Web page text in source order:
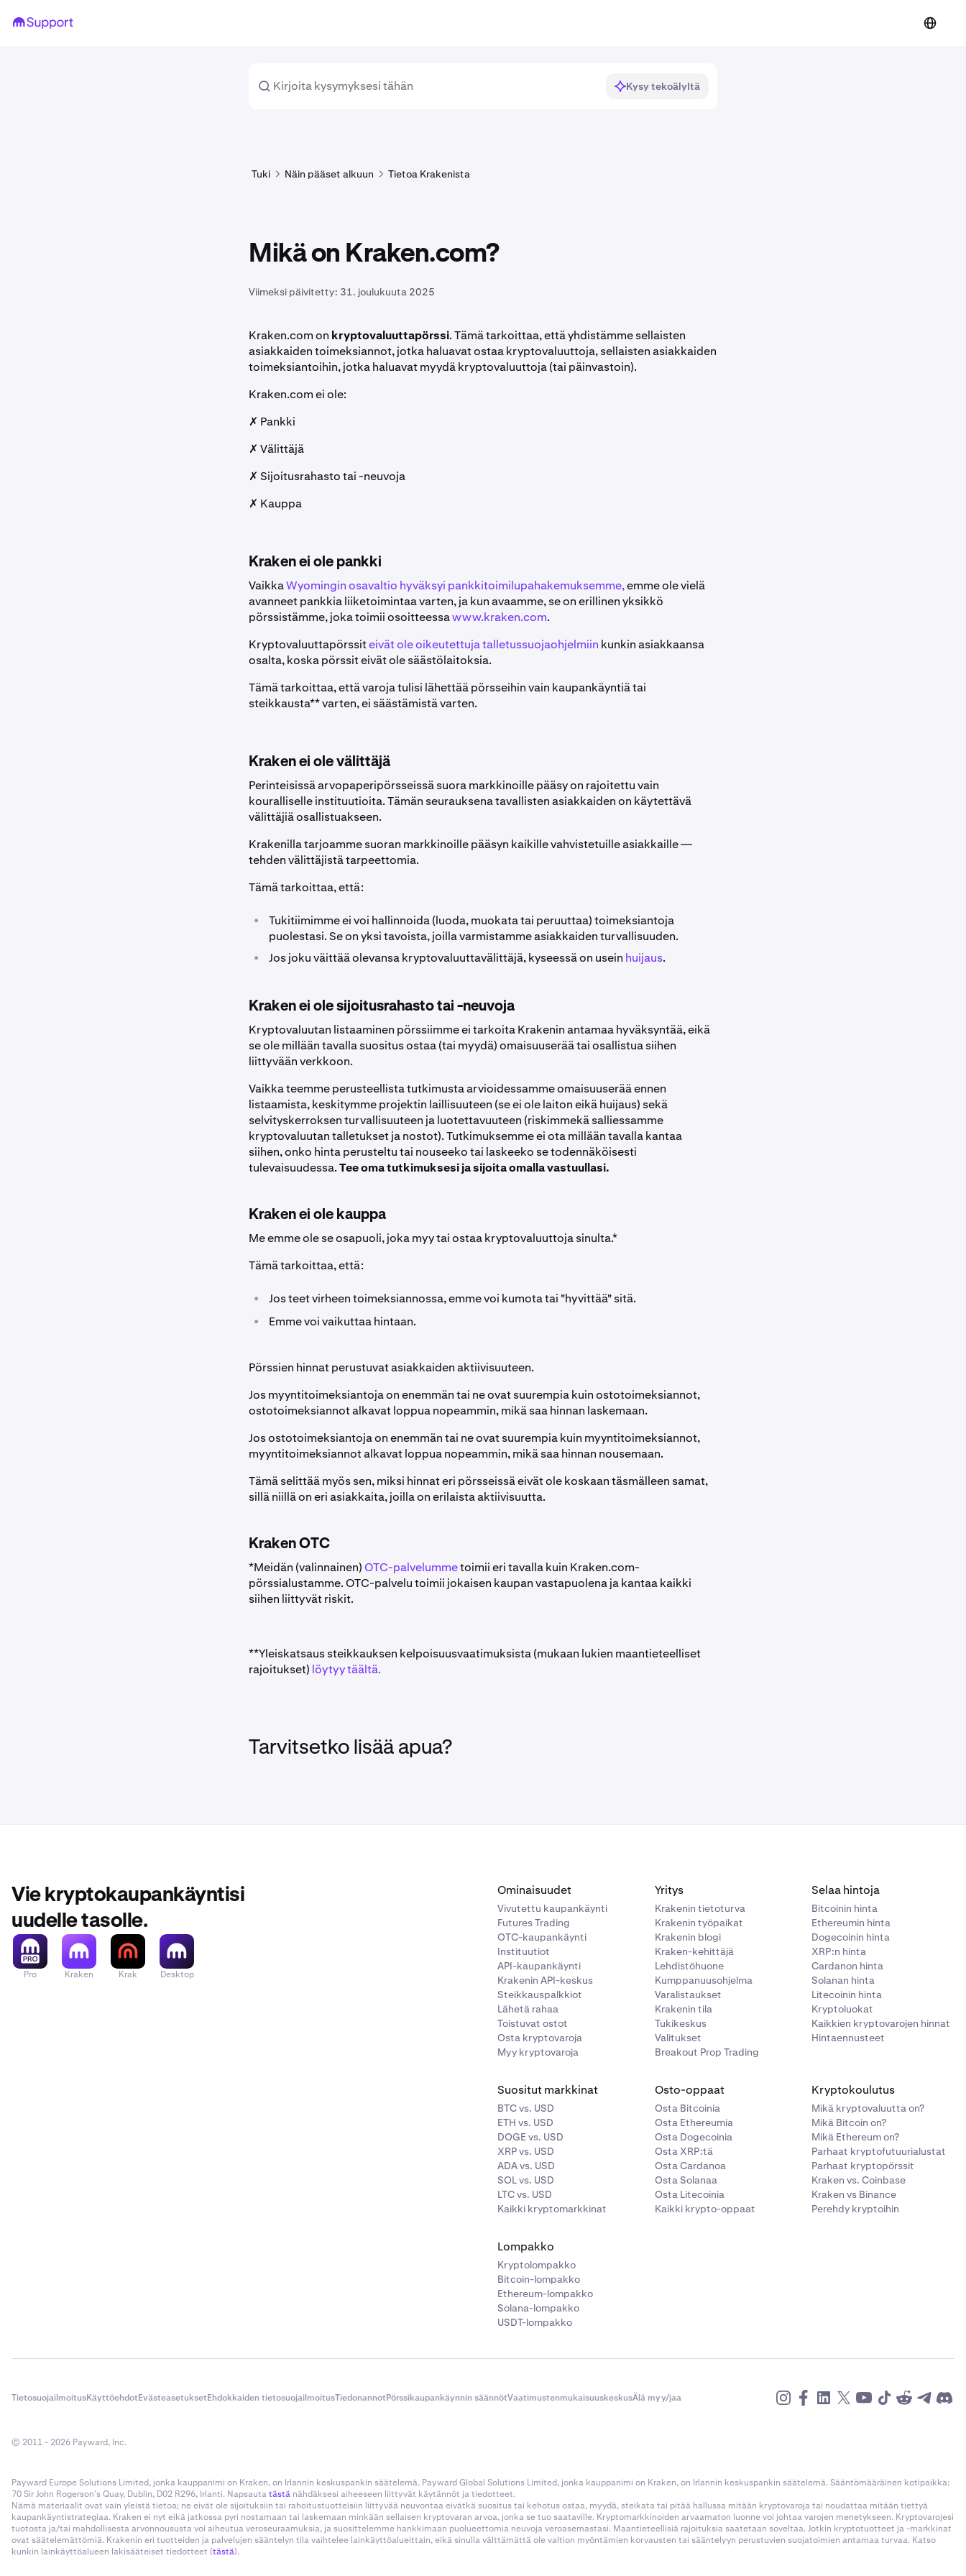
Kysy tekoälyltä
Tuki Näin pääset alkuun Tietoa Krakenista
Mikä on Kraken.com?
Viimeksi päivitetty: 31. joulukuuta 2025
Kraken.com on kryptovaluuttapörssi. Tämä tarkoittaa, että yhdistämme sellaisten
asiakkaiden toimeksiannot, jotka haluavat ostaa kryptovaluuttoja, sellaisten asiakkaiden
toimeksiantoihin, jotka haluavat myydä kryptovaluuttoja (tai päinvastoin).
Kraken.com ei ole:
✗ Pankki
✗ Välittäjä
✗ Sijoitusrahasto tai -neuvoja
✗ Kauppa
Kraken ei ole pankki
VaikkaWyomingin osavaltio hyväksyi pankkitoimilupahakemuksemme,emme ole vielä
avanneet pankkia liiketoimintaa varten, ja kun avaamme, se on erillinen yksikkö
pörssistämme, joka toimii osoitteessawww.kraken.com.
Kryptovaluuttapörssiteivät ole oikeutettuja talletussuojaohjelmiin kunkin asiakkaansa
osalta, koska pörssit eivät ole säästölaitoksia.
Tämä tarkoittaa, että varoja tulisi lähettää pörsseihin vain kaupankäyntiä tai
steikkausta** varten, ei säästämistä varten.
Kraken ei ole välittäjä
Perinteisissä arvopaperipörsseissä suora markkinoille pääsy on rajoitettu vain
kouralliselle instituutioita. Tämän seurauksena tavallisten asiakkaiden on käytettävä
välittäjiä osallistuakseen.
Krakenilla tarjoamme suoran markkinoille pääsyn kaikille vahvistetuille asiakkaille —
tehden välittäjistä tarpeettomia.
Tämä tarkoittaa, että:
•
Tukitiimimme ei voi hallinnoida (luoda, muokata tai peruuttaa) toimeksiantoja
puolestasi. Se on yksi tavoista, joilla varmistamme asiakkaiden turvallisuuden.
• Jos joku väittää olevansa kryptovaluuttavälittäjä, kyseessä on usein huijaus.
Kraken ei ole sijoitusrahasto tai -neuvoja
Kryptovaluutan listaaminen pörssiimme ei tarkoita Krakenin antamaa hyväksyntää, eikä
se ole millään tavalla suositus ostaa (tai myydä) omaisuuserää tai osallistua siihen
liittyvään verkkoon.
Vaikka teemme perusteellista tutkimusta arvioidessamme omaisuuserää ennen
listaamista, keskitymme projektin laillisuuteen (se ei ole laiton eikä huijaus) sekä
selvityskerroksen turvallisuuteen ja luotettavuuteen (riskimmekä salliessamme
kryptovaluutan talletukset ja nostot). Tutkimuksemme ei ota millään tavalla kantaa
siihen, onko hinta perusteltu tai nouseeko tai laskeeko se todennäköisesti
tulevaisuudessa.Tee oma tutkimuksesi ja sijoita omalla vastuullasi.
Kraken ei ole kauppa
Me emme ole se osapuoli, joka myy tai ostaa kryptovaluuttoja sinulta.*
Tämä tarkoittaa, että:
• Jos teet virheen toimeksiannossa, emme voi kumota tai "hyvittää" sitä.
• Emme voi vaikuttaa hintaan.
Pörssien hinnat perustuvat asiakkaiden aktiivisuuteen.
Jos myyntitoimeksiantoja on enemmän tai ne ovat suurempia kuin ostotoimeksiannot,
ostotoimeksiannot alkavat loppua nopeammin, mikä saa hinnan laskemaan.
Jos ostotoimeksiantoja on enemmän tai ne ovat suurempia kuin myyntitoimeksiannot,
myyntitoimeksiannot alkavat loppua nopeammin, mikä saa hinnan nousemaan.
Tämä selittää myös sen, miksi hinnat eri pörsseissä eivät ole koskaan täsmälleen samat,
sillä niillä on eri asiakkaita, joilla on erilaista aktiivisuutta.
Kraken OTC
*Meidän (valinnainen) OTC-palvelummetoimii eri tavalla kuin Kraken.com-
pörssialustamme. OTC-palvelu toimii jokaisen kaupan vastapuolena ja kantaa kaikki
siihen liittyvät riskit.
**Yleiskatsaus steikkauksen kelpoisuusvaatimuksista (mukaan lukien maantieteelliset
rajoitukset) löytyy täältä.
Tarvitsetko lisää apua?
Vie kryptokaupankäyntisi
uudelle tasolle.
Pro Kraken Krak Desktop
Ominaisuudet
Vivutettu kaupankäynti
Futures Trading
OTC-kaupankäynti
Instituutiot
API-kaupankäynti
Krakenin API-keskus
Steikkauspalkkiot
Lähetä rahaa
Toistuvat ostot
Osta kryptovaroja
Myy kryptovaroja
Yritys
Krakenin tietoturva
Krakenin työpaikat
Krakenin blogi
Kraken-kehittäjä
Lehdistöhuone
Kumppanuusohjelma
Varalistaukset
Krakenin tila
Tukikeskus
Valitukset
Breakout Prop Trading
Selaa hintoja
Bitcoinin hinta
Ethereumin hinta
Dogecoinin hinta
XRP:n hinta
Cardanon hinta
Solanan hinta
Litecoinin hinta
Kryptoluokat
Kaikkien kryptovarojen hinnat
Hintaennusteet
Suositut markkinat
BTC vs. USD
ETH vs. USD
DOGE vs. USD
XRP vs. USD
ADA vs. USD
SOL vs. USD
LTC vs. USD
Kaikki kryptomarkkinat
Osto-oppaat
Osta Bitcoinia
Osta Ethereumia
Osta Dogecoinia
Osta XRP:tä
Osta Cardanoa
Osta Solanaa
Osta Litecoinia
Kaikki krypto-oppaat
Kryptokoulutus
Mikä kryptovaluutta on?
Mikä Bitcoin on?
Mikä Ethereum on?
Parhaat kryptofutuurialustat
Parhaat kryptopörssit
Kraken vs. Coinbase
Kraken vs Binance
Perehdy kryptoihin
Lompakko
Kryptolompakko
Bitcoin-lompakko
Ethereum-lompakko
Solana-lompakko
USDT-lompakko
TietosuojailmoitusKäyttöehdotEvästeasetuksetEhdokkaiden tietosuojailmoitusTiedonannotPörssikaupankäynnin säännötVaatimustenmukaisuuskeskusÄlä myy/jaa
© 2011 - 2026 Payward, Inc.
Payward Europe Solutions Limited, jonka kauppanimi on Kraken, on Irlannin keskuspankin säätelemä. Payward Global Solutions Limited, jonka kauppanimi on Kraken, on Irlannin keskuspankin säätelemä. Sääntömääräinen kotipaikka:
70 Sir John Rogerson’s Quay, Dublin, D02 R296, Irlanti. Napsautatästä nähdäksesi aiheeseen liittyvät käytännöt ja tiedotteet.
Nämä materiaalit ovat vain yleistä tietoa; ne eivät ole sijoituksiin tai rahoitustuotteisiin liittyvää neuvontaa eivätkä suositus tai kehotus ostaa, myydä, steikata tai pitää hallussa mitään kryptovaroja tai noudattaa mitään tiettyä
kaupankäyntistrategiaa. Kraken ei nyt eikä jatkossa pyri nostamaan tai laskemaan minkään sellaisen kryptovaran arvoa, jonka se tuo saataville. Kryptomarkkinoiden arvaamaton luonne voi johtaa varojen menetykseen. Kryptovarojesi
tuotosta ja/tai mahdollisesta arvonnoususta voi aiheutua veroseuraamuksia, ja suosittelemme hankkimaan puolueettomia neuvoja veroasemastasi. Maantieteellisiä rajoituksia saatetaan soveltaa. Jotkin kryptotuotteet ja -markkinat
ovat säätelemättömiä. Krakenin eri tuotteiden ja palvelujen sääntelyn tila vaihtelee lainkäyttöalueittain, eikä sinulla välttämättä ole valtion myöntämien korvausten tai sääntelyyn perustuvien suojatoimien antamaa turvaa. Katso
kunkin lainkäyttöalueen lakisääteiset tiedotteet (tästä).